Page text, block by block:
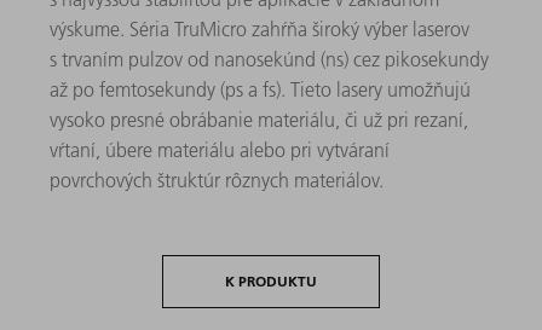
výskume. Séria TruMicro zahŕňa široký výber laserov
s trvaním pulzov od nanosekúnd (ns) cez pikosekundy
až po femtosekundy (ps a fs). Tieto lasery umožňujú
vysoko presné obrábanie materiálu, či už pri rezaní,
vŕtaní, úbere materiálu alebo pri vytváraní
povrchových štruktúr rôznych materiálov.
K PRODUKTU